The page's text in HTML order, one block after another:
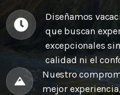
Diseñamos
que buscan
excepcionales
calidad ni el
Nuestro
mejor